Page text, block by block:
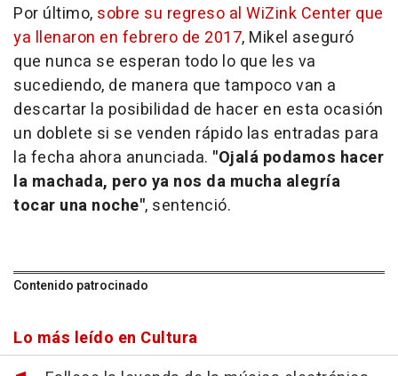
Por último, sobre su regreso al WiZink Center que
ya llenaron en febrero de 2017, Mikel aseguró
que nunca se esperan todo lo que les va
sucediendo, de manera que tampoco van a
descartar la posibilidad de hacer en esta ocasión
un doblete si se venden rápido las entradas para
la fecha ahora anunciada. "Ojalá podamos hacer
la machada, pero ya nos da mucha alegría
tocar una noche", sentenció.
Contenido patrocinado
Lo más leído en Cultura